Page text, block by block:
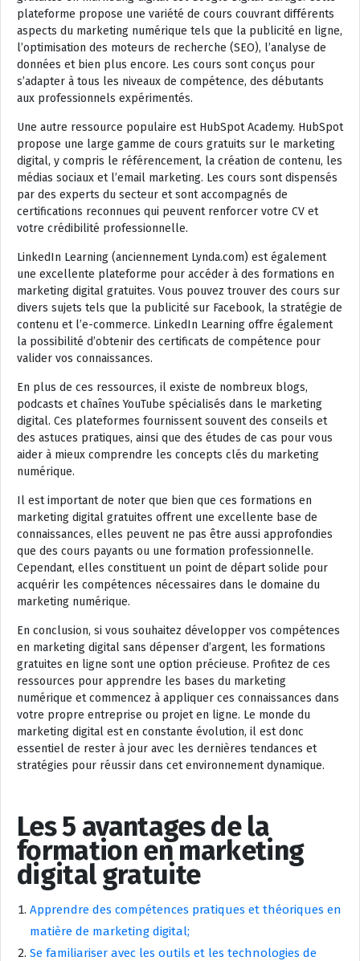
plateforme propose une variété de cours couvrant différents
aspects du marketing numérique tels que la publicité en ligne,
l’optimisation des moteurs de recherche (SEO), l’analyse de
données et bien plus encore. Les cours sont conçus pour
s’adapter à tous les niveaux de compétence, des débutants
aux professionnels expérimentés.
Une autre ressource populaire est HubSpot Academy. HubSpot
propose une large gamme de cours gratuits sur le marketing
digital, y compris le référencement, la création de contenu, les
médias sociaux et l’email marketing. Les cours sont dispensés
par des experts du secteur et sont accompagnés de
certifications reconnues qui peuvent renforcer votre CV et
votre crédibilité professionnelle.
LinkedIn Learning (anciennement Lynda.com) est également
une excellente plateforme pour accéder à des formations en
marketing digital gratuites. Vous pouvez trouver des cours sur
divers sujets tels que la publicité sur Facebook, la stratégie de
contenu et l’e-commerce. LinkedIn Learning offre également
la possibilité d’obtenir des certificats de compétence pour
valider vos connaissances.
En plus de ces ressources, il existe de nombreux blogs,
podcasts et chaînes YouTube spécialisés dans le marketing
digital. Ces plateformes fournissent souvent des conseils et
des astuces pratiques, ainsi que des études de cas pour vous
aider à mieux comprendre les concepts clés du marketing
numérique.
Il est important de noter que bien que ces formations en
marketing digital gratuites offrent une excellente base de
connaissances, elles peuvent ne pas être aussi approfondies
que des cours payants ou une formation professionnelle.
Cependant, elles constituent un point de départ solide pour
acquérir les compétences nécessaires dans le domaine du
marketing numérique.
En conclusion, si vous souhaitez développer vos compétences
en marketing digital sans dépenser d’argent, les formations
gratuites en ligne sont une option précieuse. Profitez de ces
ressources pour apprendre les bases du marketing
numérique et commencez à appliquer ces connaissances dans
votre propre entreprise ou projet en ligne. Le monde du
marketing digital est en constante évolution, il est donc
essentiel de rester à jour avec les dernières tendances et
stratégies pour réussir dans cet environnement dynamique.
Les 5 avantages de la
formation en marketing
digital gratuite
Apprendre des compétences pratiques et théoriques en
matière de marketing digital;
Se familiariser avec les outils et les technologies de